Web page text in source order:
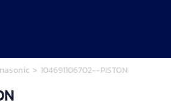
> 104691106702--PISTON